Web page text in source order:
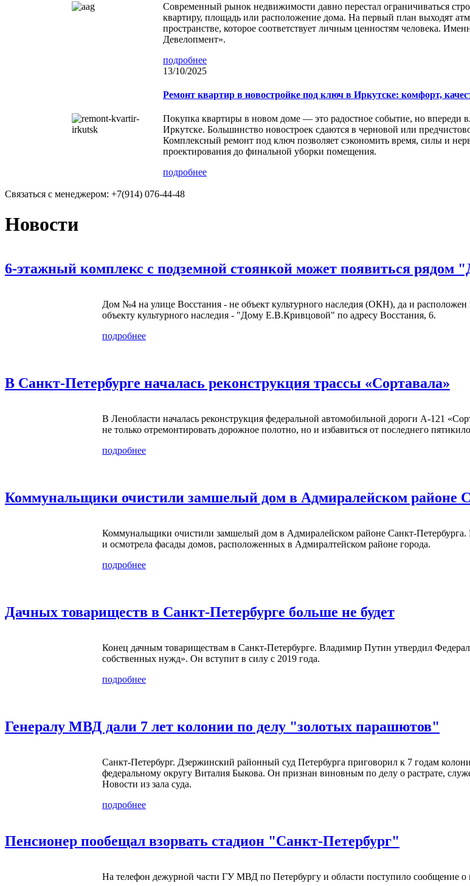
Современный рынок недвижимости давно перестал ограничиваться
квартиру, площадь или расположение дома. На первый план выходят
пространстве, которое соответствует личным ценностям человека.
Девелопмент».
подробнее
13/10/2025
Ремонт квартир в новостройке под ключ в Иркутске: комфорт,
Покупка квартиры в новом доме — это радостное событие, но
Иркутске. Большинство новостроек сдаются в черновой или
Комплексный ремонт под ключ позволяет сэкономить время, силы и
проектирования до финальной уборки помещения.
подробнее
Связаться с менеджером: +7(914) 076-44-48
Новости
6-этажный комплекс с подземной стоянкой может появиться рядом
Дом №4 на улице Восстания - не объект культурного наследия (ОКН), да и
объекту культурного наследия - "Дому Е.В.Кривцовой" по адресу Восстания, 6.
подробнее
В Санкт-Петербурге началась реконструкция трассы «Сортавала»
В Ленобласти началась реконструкция федеральной автомобильной дороги А-121
не только отремонтировать дорожное полотно, но и избавиться от последнего
подробнее
Коммунальщики очистили замшелый дом в Адмиралейском районе
Коммунальщики очистили замшелый дом в Адмиралейском районе Санкт-Петербурга.
и осмотрела фасады домов, расположенных в Адмиралтейском районе города.
подробнее
Дачных товариществ в Санкт-Петербурге больше не будет
Конец дачным товариществам в Санкт-Петербурге. Владимир Путин утвердил
собственных нужд». Он вступит в силу с 2019 года.
подробнее
Генералу МВД дали 7 лет колонии по делу "золотых парашютов"
Санкт-Петербург. Дзержинский районный суд Петербурга приговорил к 7 годам
федеральному округу Виталия Быкова. Он признан виновным по делу о растрате,
Новости из зала суда.
подробнее
Пенсионер пообещал взорвать стадион "Санкт-Петербург"
На телефон дежурной части ГУ МВД по Петербургу и области поступило сообщение